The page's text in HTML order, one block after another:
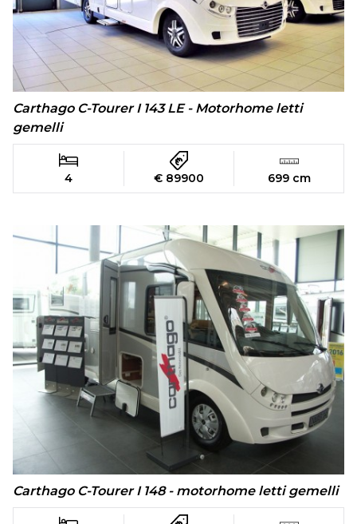
Carthago C-Tourer I 143 LE - Motorhome letti
gemelli
4 € 89900 699 cm
Carthago C-Tourer I 148 - motorhome letti gemelli